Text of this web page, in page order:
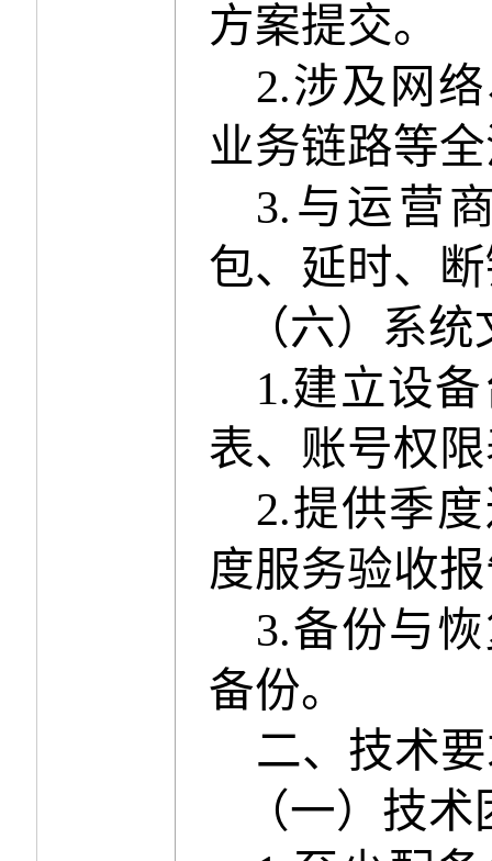
方案提交。
2.涉及网
业务链路等
3. 与运营
包、延时、
（六）系统
1.建立设
表、账号权
2.提供季
度服务验收
3.备份与
备份。
二、技术
（一）技术